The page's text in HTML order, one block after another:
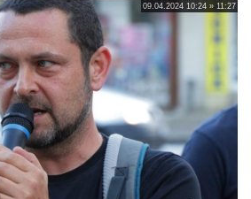
09.04.2024 10:24 » 11:27